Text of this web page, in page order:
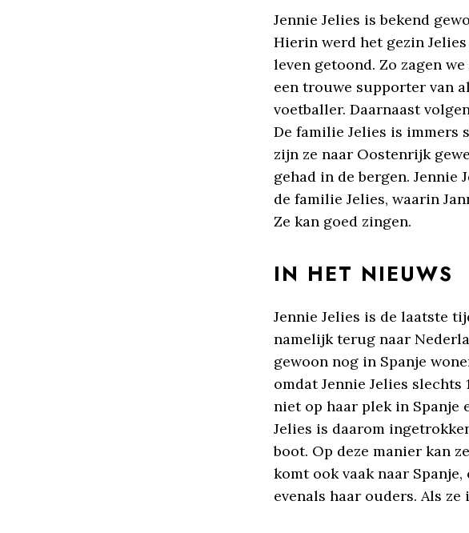
Jennie Jelies is bekend
Hierin werd het gezin
leven getoond. Zo zagen
een trouwe supporter van
voetballer. Daarnaast
De familie Jelies is immers
zijn ze naar Oostenrijk
gehad in de bergen. Jennie
de familie Jelies, waarin
Ze kan goed zingen.
IN HET NIEUWS
Jennie Jelies is de laatste
namelijk terug naar
gewoon nog in Spanje
omdat Jennie Jelies slechts
niet op haar plek in Spanje
Jelies is daarom
boot. Op deze manier kan
komt ook vaak naar
evenals haar ouders. Als